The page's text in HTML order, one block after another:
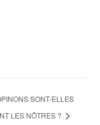
SONT-ELLES
LES NÔTRES ?